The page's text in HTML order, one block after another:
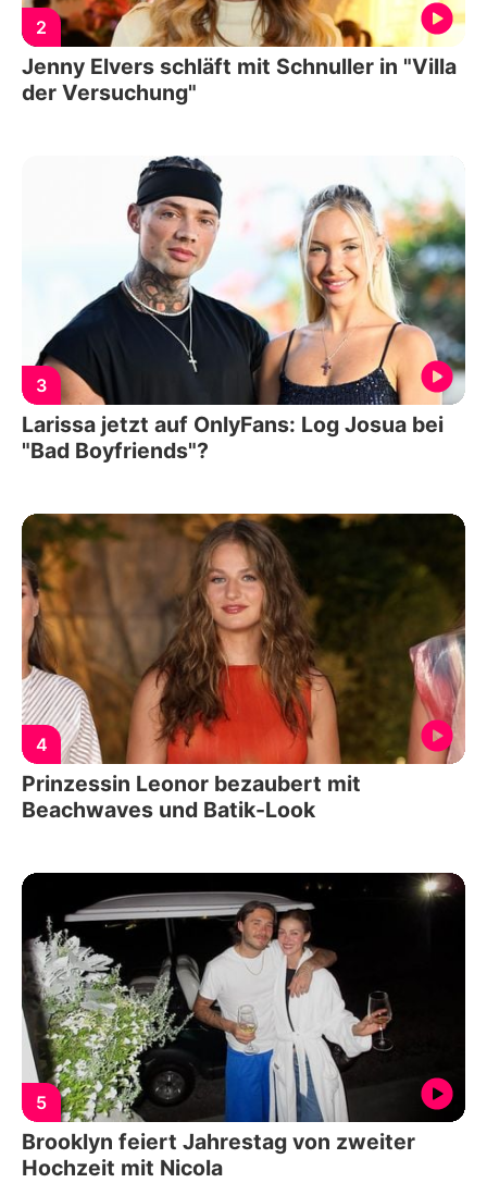
2
Jenny Elvers schläft mit Schnuller in "Villa
der Versuchung"
3
Larissa jetzt auf OnlyFans: Log Josua bei
"Bad Boyfriends"?
4
Prinzessin Leonor bezaubert mit
Beachwaves und Batik-Look
5
Brooklyn feiert Jahrestag von zweiter
Hochzeit mit Nicola